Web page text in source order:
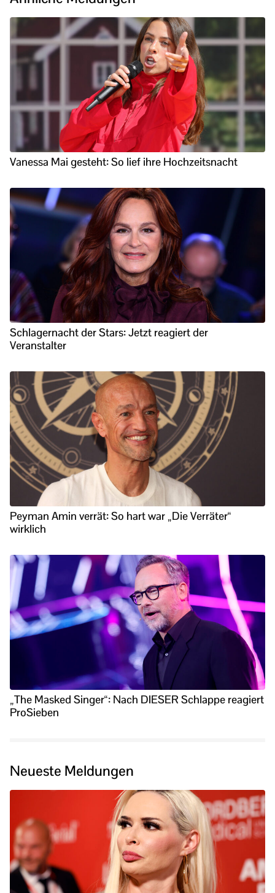
Vanessa Mai gesteht: So lief ihre Hochzeitsnacht
Schlagernacht der Stars: Jetzt reagiert der
Veranstalter
Peyman Amin verrät: So hart war „Die Verräter“
wirklich
„The Masked Singer“: Nach DIESER Schlappe reagiert
ProSieben
Neueste Meldungen